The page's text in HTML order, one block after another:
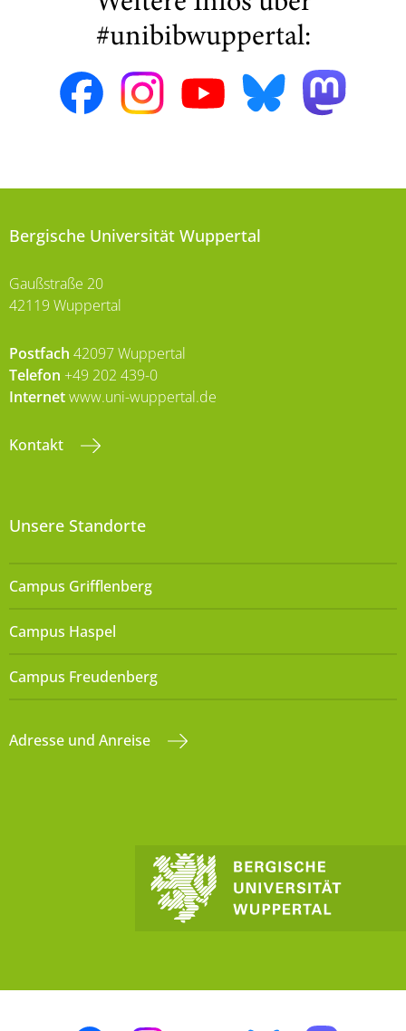
#unibibwuppertal:
Bergische Universität Wuppertal
Gaußstraße 20
42119 Wuppertal
Postfach 42097 Wuppertal
Telefon +49 202 439-0
Internetwww.uni-wuppertal.de
Kontakt
Unsere Standorte
Campus Grifflenberg
Campus Haspel
Campus Freudenberg
Adresse und Anreise